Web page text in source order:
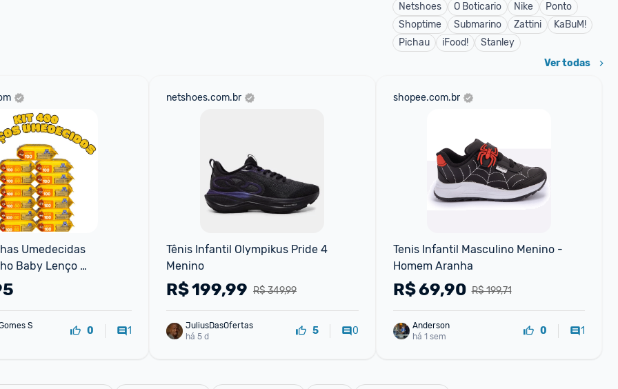
Netshoes
O Boticario Nike
Ponto
Shoptime
Submarino Zattini
KaBuM!
Pichau
iFood! Stanley
Ver todas
Umedecidas
Baby Lenço
Higiene Bebê
S
0 1
netshoes.com.br
Tênis Infantil Olympikus Pride 4
Menino
R$ 349,99
R$199,99
JuliusDasOfertas
há 5 d
5 0
shopee.com.br
Tenis Infantil Masculino Menino -
Homem Aranha
R$ 199,71
R$69,90
Anderson
há 1 sem
0 1